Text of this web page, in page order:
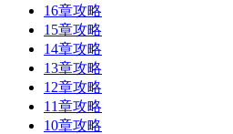
16章攻略
15章攻略
14章攻略
13章攻略
12章攻略
11章攻略
10章攻略